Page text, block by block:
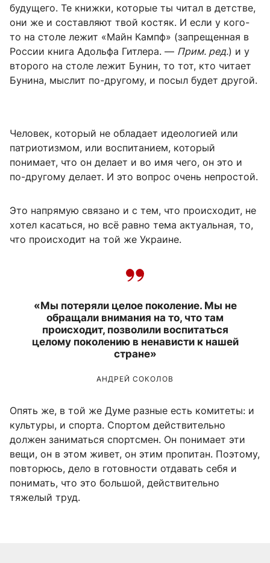
будущего. Те книжки, которые ты читал в детстве,
они же и составляют твой костяк. И если у кого-
то на столе лежит «Майн Кампф» (запрещенная в
России книга Адольфа Гитлера. — Прим. ред.) и у
второго на столе лежит Бунин, то тот, кто читает
Бунина, мыслит по-другому, и посыл будет другой.
Человек, который не обладает идеологией или
патриотизмом, или воспитанием, который
понимает, что он делает и во имя чего, он это и
по-другому делает. И это вопрос очень непростой.
Это напрямую связано и с тем, что происходит, не
хотел касаться, но всё равно тема актуальная, то,
что происходит на той же Украине.
«Мы потеряли целое поколение. Мы не
обращали внимания на то, что там
происходит, позволили воспитаться
целому поколению в ненависти к нашей
стране»
АНДРЕЙ СОКОЛОВ
Опять же, в той же Думе разные есть комитеты: и
культуры, и спорта. Спортом действительно
должен заниматься спортсмен. Он понимает эти
вещи, он в этом живет, он этим пропитан. Поэтому,
повторюсь, дело в готовности отдавать себя и
понимать, что это большой, действительно
тяжелый труд.